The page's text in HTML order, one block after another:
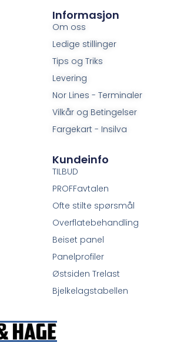
Informasjon
Om oss
Ledige stillinger
Tips og Triks
Levering
Nor Lines - Terminaler
Vilkår og Betingelser
Fargekart - Insilva
Kundeinfo
TILBUD
PROFFavtalen
Ofte stilte spørsmål
Overflatebehandling
Beiset panel
Panelprofiler
Østsiden Trelast
Bjelkelagstabellen